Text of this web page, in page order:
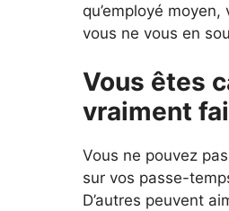
qu’employé
vous ne vous en
Vous êtes
vraiment
Vous ne pouvez
sur vos passe-
D’autres peuvent